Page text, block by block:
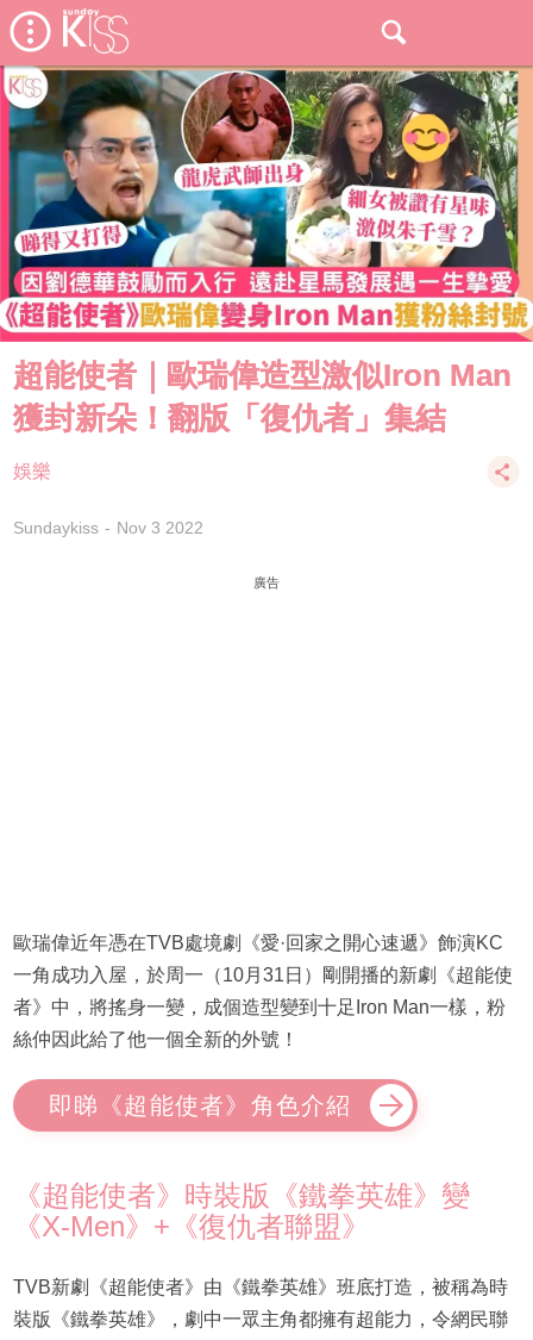
超能使者｜歐瑞偉造型激似Iron Man
獲封新朵！翻版「復仇者」集結
娛樂
Sundaykiss Nov 3 2022
廣告
歐瑞偉近年憑在TVB處境劇《愛·回家之開心速遞》飾演KC
一角成功入屋，於周一（10月31日）剛開播的新劇《超能使
者》中，將搖身一變，成個造型變到十足Iron Man一樣，粉
絲仲因此給了他一個全新的外號！
即睇《超能使者》角色介紹
《超能使者》時裝版《鐵拳英雄》變
《X-Men》+《復仇者聯盟》
TVB新劇《超能使者》由《鐵拳英雄》班底打造，被稱為時
裝版《鐵拳英雄》，劇中一眾主角都擁有超能力，令網民聯